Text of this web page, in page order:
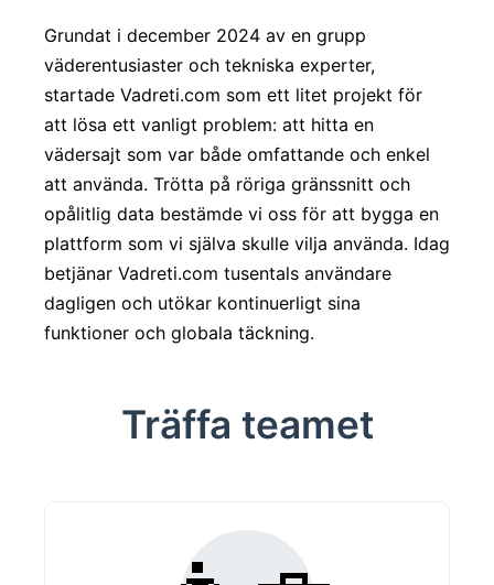
Grundat i december 2024 av en grupp
väderentusiaster och tekniska experter,
startade Vadreti.com som ett litet projekt för
att lösa ett vanligt problem: att hitta en
vädersajt som var både omfattande och enkel
att använda. Trötta på röriga gränssnitt och
opålitlig data bestämde vi oss för att bygga en
plattform som vi själva skulle vilja använda. Idag
betjänar Vadreti.com tusentals användare
dagligen och utökar kontinuerligt sina
funktioner och globala täckning.
Träffa teamet